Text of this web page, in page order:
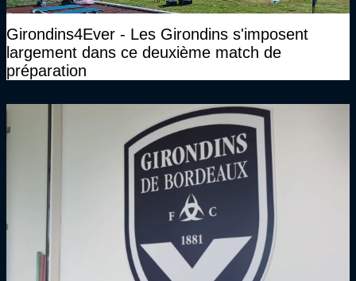
Girondins4Ever - Les Girondins s'imposent
largement dans ce deuxième match de
préparation